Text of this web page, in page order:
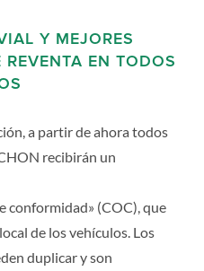
Y MEJORES
EN TODOS
a partir de ahora todos
recibirán un
conformidad» (COC), que
de los vehículos. Los
duplicar y son